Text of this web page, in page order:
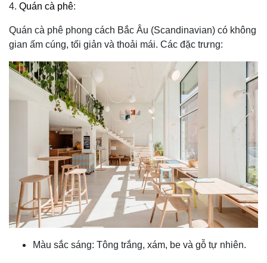
4. Quán cà phê:
Quán cà phê phong cách Bắc Âu (Scandinavian) có không
gian ấm cúng, tối giản và thoải mái. Các đặc trưng:
Màu sắc sáng: Tông trắng, xám, be và gỗ tự nhiên.